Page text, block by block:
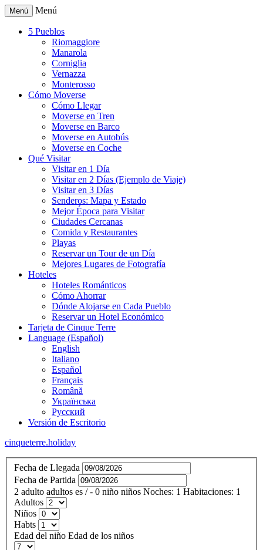
Menú Menú
5 Pueblos
Riomaggiore
Manarola
Corniglia
Vernazza
Monterosso
Cómo Moverse
Cómo Llegar
Moverse en Tren
Moverse en Barco
Moverse en Autobús
Moverse en Coche
Qué Visitar
Visitar en 1 Día
Visitar en 2 Días (Ejemplo de Viaje)
Visitar en 3 Días
Senderos: Mapa y Estado
Mejor Época para Visitar
Ciudades Cercanas
Comida y Restaurantes
Playas
Reservar un Tour de un Día
Mejores Lugares de Fotografía
Hoteles
Hoteles Románticos
Cómo Ahorrar
Dónde Alojarse en Cada Pueblo
Reservar un Hotel Económico
Tarjeta de Cinque Terre
Language (Español)
English
Italiano
Español
Français
Română
Українська
Русский
Versión de Escritorio
cinqueterre.holiday
Fecha de Llegada
Fecha de Partida
2 adulto adultos es / - 0 niño niños Noches: 1 Habitaciones: 1
Adultos
Niños
Habts
Edad del niño Edad de los niños